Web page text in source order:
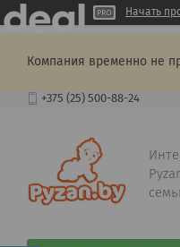
Начать
Компания временно не
+375 (25) 500-88-24